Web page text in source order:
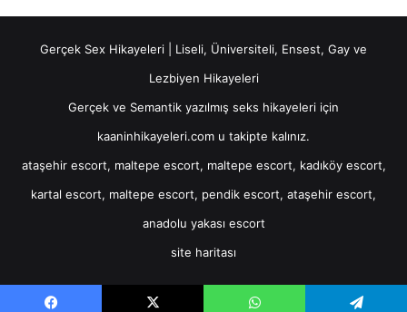
Gerçek Sex Hikayeleri | Liseli, Üniversiteli, Ensest, Gay ve
Lezbiyen Hikayeleri
Gerçek ve Semantik yazılmış seks hikayeleri için
kaaninhikayeleri.com u takipte kalınız.
ataşehir escort, maltepe escort, maltepe escort, kadıköy escort,
kartal escort, maltepe escort, pendik escort, ataşehir escort,
anadolu yakası escort
site haritası